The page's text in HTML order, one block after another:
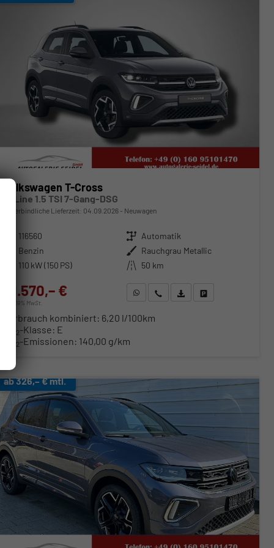
Volkswagen T-Cross
R-Line 1.5 TSI 7-Gang-DSG
unverbindliche Lieferzeit: 04.09.2026 Neuwagen
116560 Getriebe Automatik
Benzin Außenfarbe Rauchgrau Metallic
110 kW (150 PS) Kilometerstand 50 km
31.570,– €
incl. 19% MwSt.
WhatsApp anfragen
Wir rufen Sie anFahrzeugexposé (PDF)
Fahrzeug parken
Verbrauch kombiniert: 6,20 l/100km
2-Klasse: E
2-Emissionen: 140,00 g/km
ab 326,– € mtl.